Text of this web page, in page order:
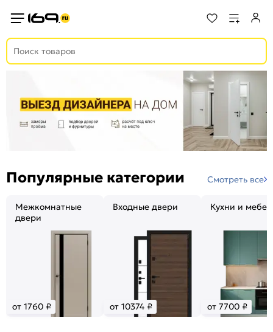
Популярные категории Смотреть все
Межкомнатные
двери
от 1760 ₽
Входные двери
от 10374 ₽
Кухни и
от 7700 ₽